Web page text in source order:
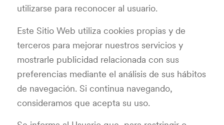
utilizarse para reconocer al usuario.
Este Sitio Web utiliza cookies propias y de
terceros para mejorar nuestros servicios y
mostrarle publicidad relacionada con sus
preferencias mediante el análisis de sus hábitos
de navegación. Si continua navegando,
consideramos que acepta su uso.